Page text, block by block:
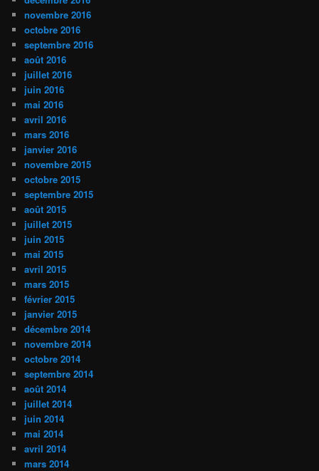
novembre 2016
octobre 2016
septembre 2016
août 2016
juillet 2016
juin 2016
mai 2016
avril 2016
mars 2016
janvier 2016
novembre 2015
octobre 2015
septembre 2015
août 2015
juillet 2015
juin 2015
mai 2015
avril 2015
mars 2015
février 2015
janvier 2015
décembre 2014
novembre 2014
octobre 2014
septembre 2014
août 2014
juillet 2014
juin 2014
mai 2014
avril 2014
mars 2014